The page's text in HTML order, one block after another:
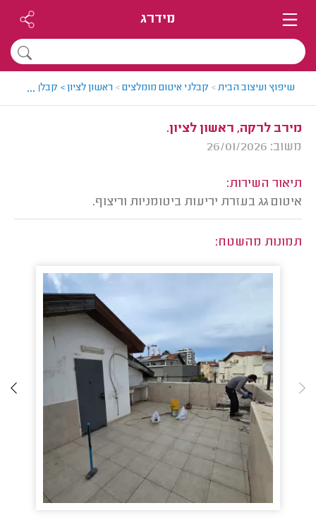
מידרג
שיפוץ ועיצוב הבית> קבלני איטום מומלצים> ראשון לציון > קבלן איטום
...
מירב לרקה, ראשון לציון.
משוב: 26/01/2026
תיאור השירות:
איטום גג בעזרת יריעות ביטומניות וריצוף.
תמונות מהשטח: